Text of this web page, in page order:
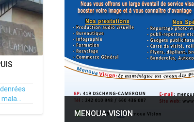
0
GESPROS formation : La rentrée
académique ce 10 Octobre 2022.